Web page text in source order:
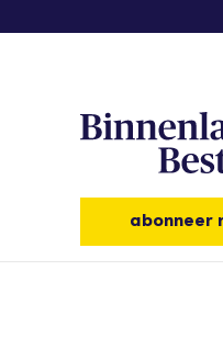
abonneer